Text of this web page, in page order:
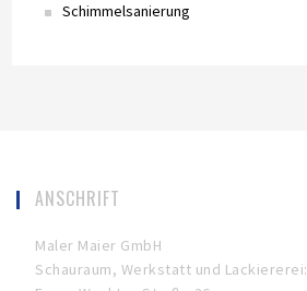
Schimmelsanierung
ANSCHRIFT
Maler Maier GmbH
Schauraum, Werkstatt und Lackiererei: